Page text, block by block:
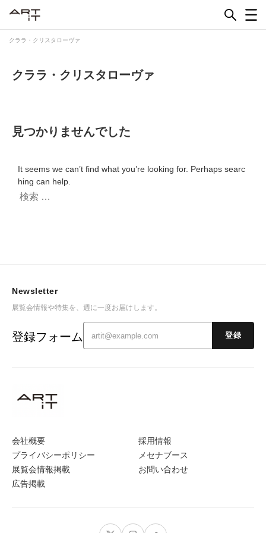
クララ・クリスタローヴァ
クララ・クリスタローヴァ
見つかりませんでした
It seems we can’t find what you’re looking for. Perhaps searc
hing can help.
検
会社概要
プライバシーポリシー
展覧会情報掲載
広告掲載
採用情報
メセナブース
お問い合わせ
Newsletter
展覧会情報や特集を、週に一度お届けします。
登録フォーム 登録